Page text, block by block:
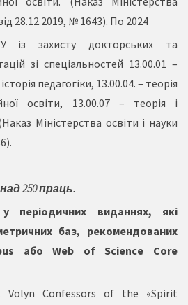
28.12.2019, № 1643). По 2024
захисту докторських та
зі спеціальностей 13.00.01 –
педагогіки, 13.00.04. – теорія
освіти, 13.00.07 – теорія і
Міністерства освіти і науки
250 праць.
у періодичних виданнях, які
баз, рекомендованих
або Web of Science Core
Volyn Confessors of the «Spirit